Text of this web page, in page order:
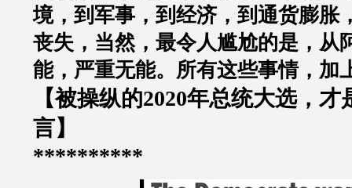
境，到军事，到经济，到通货膨胀
丧失，当然，最令人尴尬的是，从
能，严重无能。所有这些事情，加
【被操纵的2020年总统大选，才
言】
**********